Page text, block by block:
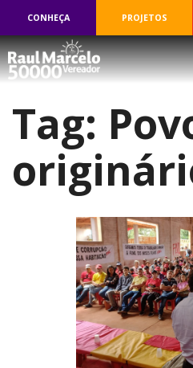
CONHEÇA PROJETOS
Tag: